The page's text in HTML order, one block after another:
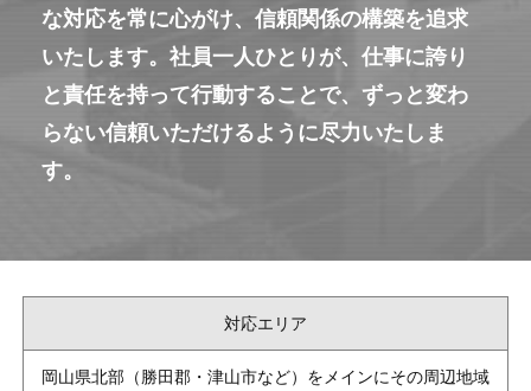
な対応を常に心がけ、信頼関係の構築を追求
いたします。社員一人ひとりが、仕事に誇り
と責任を持って行動することで、ずっと変わ
らない信頼いただけるように尽力いたしま
す。
対応エリア
岡山県北部（勝田郡・津山市など）をメインにその周辺地域